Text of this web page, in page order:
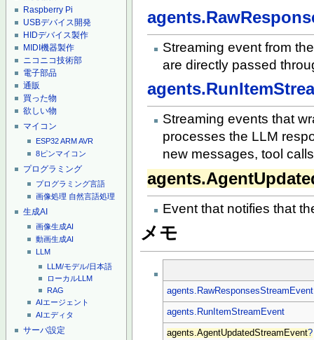
Raspberry Pi
USBデバイス開発
HIDデバイス製作
MIDI機器製作
ニコニコ技術部
電子部品
通販
買った物
欲しい物
マイコン
ESP32ARMAVR
8ピンマイコン
プログラミング
プログラミング言語
画像処理 自然言語処理
生成AI
画像生成AI
動画生成AI
LLM
LLM/モデル/日本語
ローカルLLM
RAG
AIエージェント
AIエディタ
サーバ設定
Streaming event from
are directly passed
Streaming events that
processes the LLM
new messages, tool
Event that notifies that
メモ
agents.RawResponsesStreamEvent
agents.RunItemStreamEvent
agents.AgentUpdatedStreamEvent?